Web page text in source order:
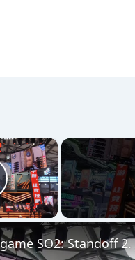
×
Video
SO2: Standoff 2.